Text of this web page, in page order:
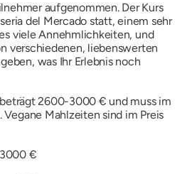
aufgenommen. Der Kurs
del Mercado statt, einem sehr
viele Annehmlichkeiten, und
verschiedenen, liebenswerten
was Ihr Erlebnis noch
beträgt 2600-3000 € und muss im
Vegane Mahlzeiten sind im Preis
€